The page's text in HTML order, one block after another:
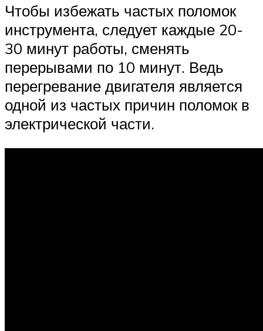
Чтобы избежать частых поломок
инструмента, следует каждые 20-
30 минут работы, сменять
перерывами по 10 минут. Ведь
перегревание двигателя является
одной из частых причин поломок в
электрической части.